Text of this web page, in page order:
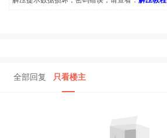
全部回复 只看楼主